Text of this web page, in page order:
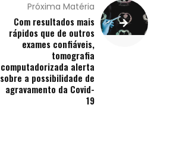
Próxima Matéria
Com resultados mais
rápidos que de outros
exames confiáveis,
tomografia
computadorizada alerta
sobre a possibilidade de
agravamento da Covid-
19